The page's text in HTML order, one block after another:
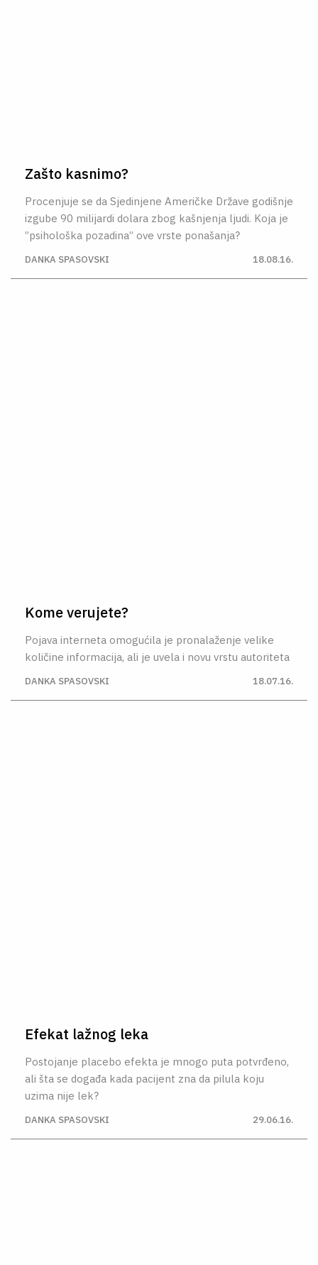
Zašto kasnimo?
Procenjuje se da Sjedinjene Američke Države godišnje
izgube 90 milijardi dolara zbog kašnjenja ljudi. Koja je
”psihološka pozadina” ove vrste ponašanja?
DANKA SPASOVSKI 18.08.16.
Kome verujete?
Pojava interneta omogućila je pronalaženje velike
količine informacija, ali je uvela i novu vrstu autoriteta
DANKA SPASOVSKI 18.07.16.
Efekat lažnog leka
Postojanje placebo efekta je mnogo puta potvrđeno,
ali šta se događa kada pacijent zna da pilula koju
uzima nije lek?
DANKA SPASOVSKI 29.06.16.